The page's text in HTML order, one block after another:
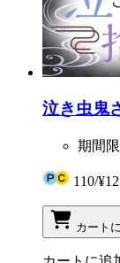
泣き虫鬼
期間
110/
カート